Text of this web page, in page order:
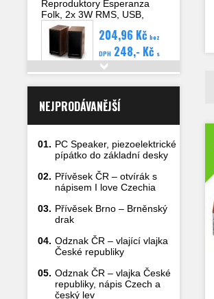
Reproduktory Esperanza
Folk, 2x 3W RMS, USB,
hlasitost, dřevěné
204,96 Kč bez
DPH 248,- Kč s
DPH
Detail
NEJPRODÁVANĚJŠÍ
01. PC Speaker, piezoelektrické
pípátko do základní desky
02. Přívěsek ČR – otvírák s
nápisem I love Czechia
03. Přívěsek Brno – Brněnský
drak
04. Odznak ČR – vlající vlajka
České republiky
05. Odznak ČR – vlajka České
republiky, nápis Czech a
český lev